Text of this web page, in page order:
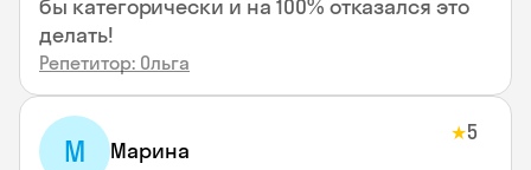
бы категорически и на 100% отказался это
делать!
Репетитор: Ольга
М Марина
★5